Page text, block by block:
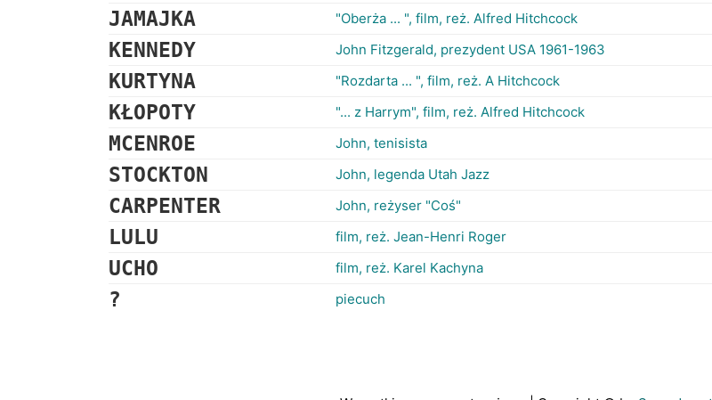
JAMAJKA "Oberża ... ", film, reż. Alfred Hitchcock
KENNEDY John Fitzgerald, prezydent USA 1961-1963
KURTYNA "Rozdarta ... ", film, reż. A Hitchcock
KŁOPOTY "... z Harrym", film, reż. Alfred Hitchcock
MCENROE John, tenisista
STOCKTON John, legenda Utah Jazz
CARPENTER John, reżyser "Coś"
LULU film, reż. Jean-Henri Roger
UCHO film, reż. Karel Kachyna
? piecuch